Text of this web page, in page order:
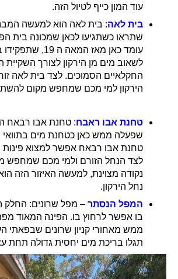
עוד המון כייף לטיול הזה.
בית לאה: בית לאה הוא למעשה
שתראו כשתגיעו לכאן שמכונה בית
עומד כאן מאז המאה
לשאוב מים מן הירקון לצורך
החקלאיים הסמוכים. לצד בית לאה
הירקון למי מכם שמחפש מקום
טחנת אבו ראבח: טחנת אבו רבאח
שפעלה ממש כאן כטחנת מים בתוואי
טחנת אבו רבאח אפשר למצוא פינות
לצד הנחל הזורם ולמי מכם שמחפש
נקודה מצוינת, למעשה האיזור הזה
נחל הירקון.
המפל הנסתר – מפל שרונים: החלק
בו אפשר לרחוץ בו. הפינה המאוד
ממש מאחורי קניון שרונים שבפאתי
תגלו בריכת מים יחסית גדולה תחת